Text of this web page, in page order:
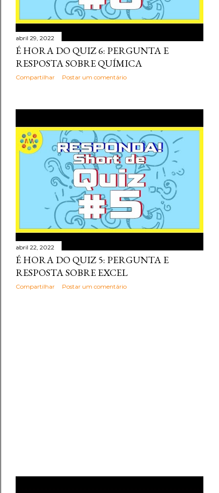
abril 29, 2022
É HORA DO QUIZ 6: PERGUNTA E
RESPOSTA SOBRE QUÍMICA
Compartilhar Postar um comentário
abril 22, 2022
É HORA DO QUIZ 5: PERGUNTA E
RESPOSTA SOBRE EXCEL
Compartilhar Postar um comentário